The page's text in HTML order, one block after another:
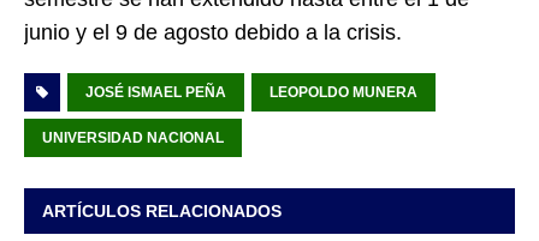
junio y el 9 de agosto debido a la crisis.
JOSÉ ISMAEL PEÑA LEOPOLDO MUNERA
UNIVERSIDAD NACIONAL
ARTÍCULOS RELACIONADOS